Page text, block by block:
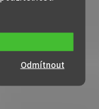
Odmítnout